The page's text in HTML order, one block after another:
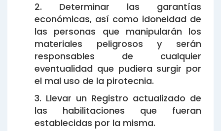
2. Determinar las garantías
económicas, así como idoneidad de
las personas que manipularán los
materiales peligrosos y serán
responsables de cualquier
eventualidad que pudiera surgir por
el mal uso de la pirotecnia.
3. Llevar un Registro actualizado de
las habilitaciones que fueran
establecidas por la misma.